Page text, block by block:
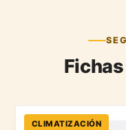
CLIMATIZACIÓN